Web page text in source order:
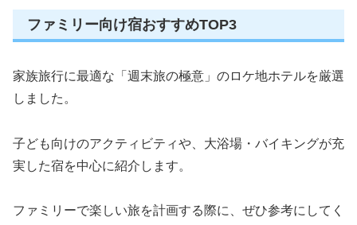
ファミリー向け宿おすすめTOP3
家族旅行に最適な「週末旅の極意」のロケ地ホテルを厳選
しました。
子ども向けのアクティビティや、大浴場・バイキングが充
実した宿を中心に紹介します。
ファミリーで楽しい旅を計画する際に、ぜひ参考にしてく